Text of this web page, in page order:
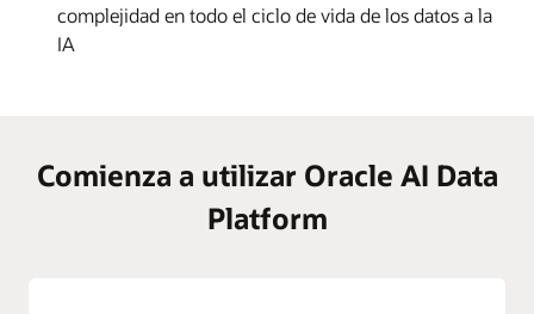
complejidad en todo el ciclo de vida de los datos a la
IA
Comienza a utilizar Oracle AI Data
Platform